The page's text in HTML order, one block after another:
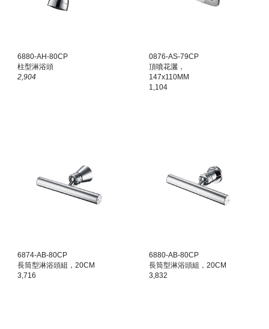
6880-AH-80CP
柱型淋浴頭
2,904
0876-AS-79CP
頂噴花灑，
147x110MM
1,104
6874-AB-80CP
長筒型淋浴頭組，20CM
3,716
6880-AB-80CP
長筒型淋浴頭組，20CM
3,832